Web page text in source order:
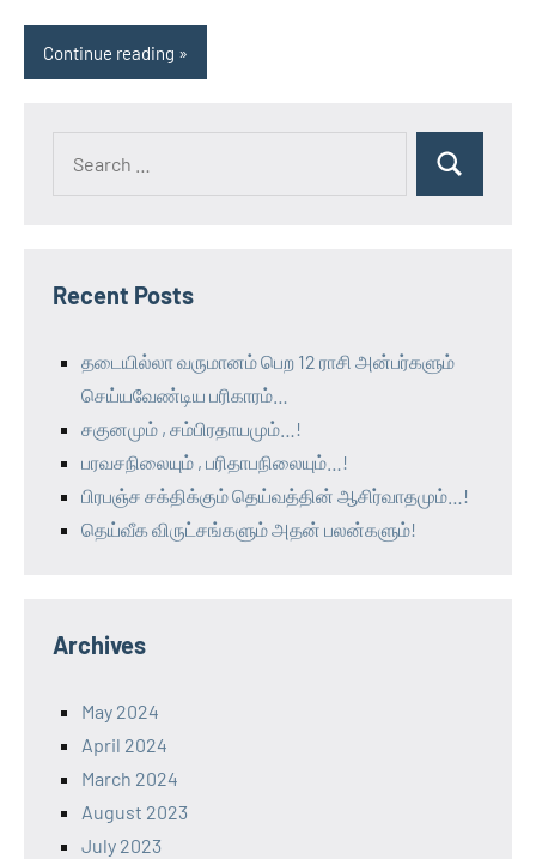
Continue reading
Recent Posts
தடையில்லா வருமானம் பெற 12 ராசி அன்பர்களும்
செய்யவேண்டிய பரிகாரம்…
சகுனமும் , சம்பிரதாயமும்…!
பரவசநிலையும் , பரிதாபநிலையும்…!
பிரபஞ்ச சக்திக்கும் தெய்வத்தின் ஆசிர்வாதமும்…!
தெய்வீக விருட்சங்களும் அதன் பலன்களும்!
Archives
May 2024
April 2024
March 2024
August 2023
July 2023